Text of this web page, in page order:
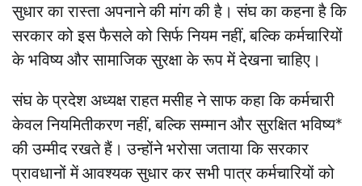
सुधार का रास्ता अपनाने की मांग की है। संघ का कहना है कि
सरकार को इस फैसले को सिर्फ नियम नहीं, बल्कि कर्मचारियों
के भविष्य और सामाजिक सुरक्षा के रूप में देखना चाहिए।
संघ के प्रदेश अध्यक्ष राहत मसीह ने साफ कहा कि कर्मचारी
केवल नियमितीकरण नहीं, बल्कि सम्मान और सुरक्षित भविष्य*
की उम्मीद रखते हैं। उन्होंने भरोसा जताया कि सरकार
प्रावधानों में आवश्यक सुधार कर सभी पात्र कर्मचारियों को